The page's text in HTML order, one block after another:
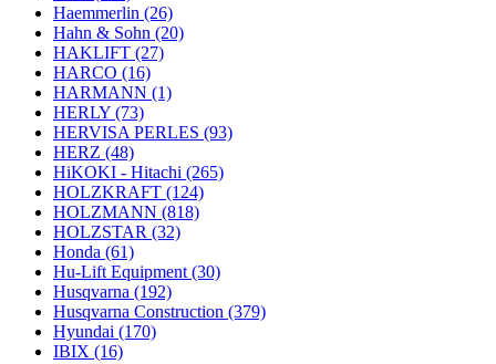
Haemmerlin (26)
Hahn & Sohn (20)
HAKLIFT (27)
HARCO (16)
HARMANN (1)
HERLY (73)
HERVISA PERLES (93)
HERZ (48)
HiKOKI - Hitachi (265)
HOLZKRAFT (124)
HOLZMANN (818)
HOLZSTAR (32)
Honda (61)
Hu-Lift Equipment (30)
Husqvarna (192)
Husqvarna Construction (379)
Hyundai (170)
IBIX (16)